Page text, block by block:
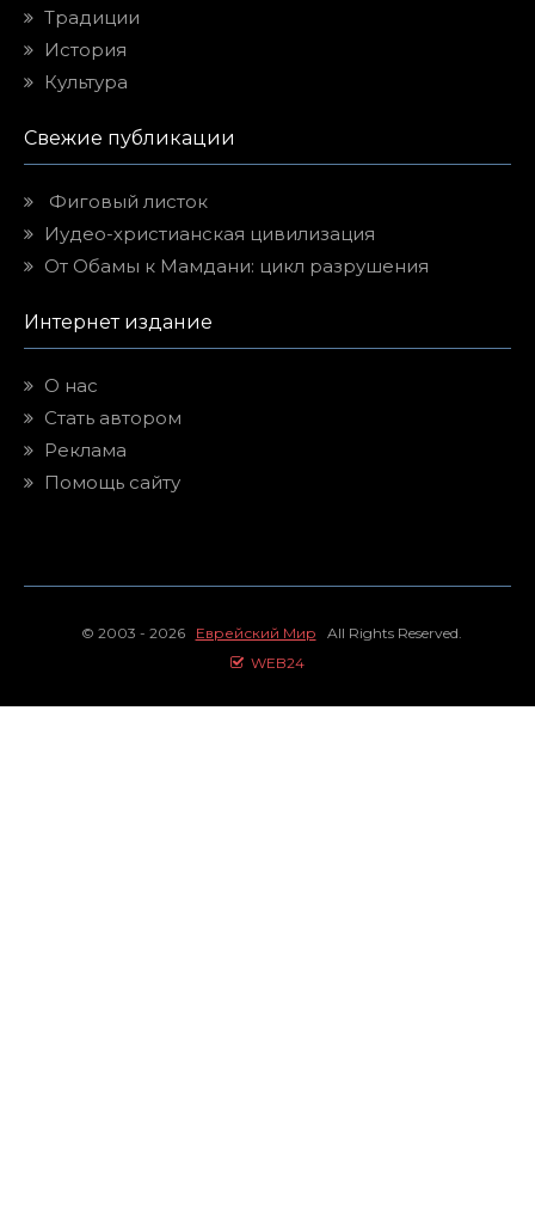
Традиции
История
Культура
Свежие публикации
Фиговый листок
Иудео-христианская цивилизация
От Обамы к Мамдани: цикл разрушения
Интернет издание
О нас
Стать автором
Реклама
Помощь сайту
© 2003 - 2026 Еврейский Мир All Rights Reserved.
WEB24